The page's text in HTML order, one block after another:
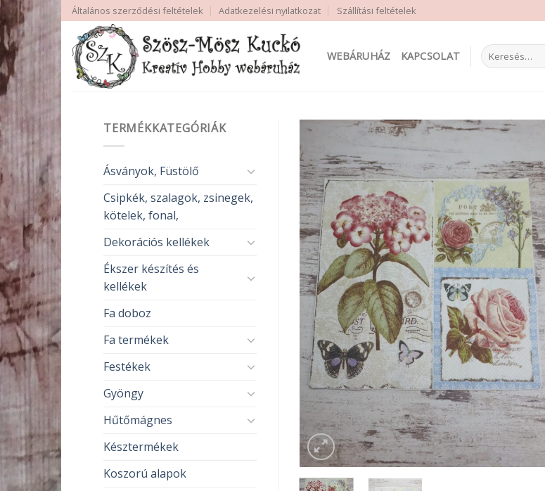
Skip
to
content
Általános szerződési feltételek Adatkezelési nyilatkozat Szállítási feltételek
WEBÁRUHÁZ KAPCSOLAT
Keresés
a
TERMÉKKATEGÓRIÁK
Ásványok, Füstölő
Csipkék, szalagok, zsinegek,
kötelek, fonal,
Dekorációs kellékek
Ékszer készítés és
kellékek
Fa doboz
Fa termékek
Festékek
Gyöngy
Hűtőmágnes
Késztermékek
Koszorú alapok